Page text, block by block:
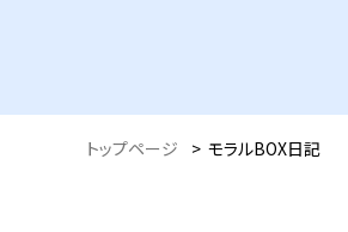
トップページ > モラルBOX日記